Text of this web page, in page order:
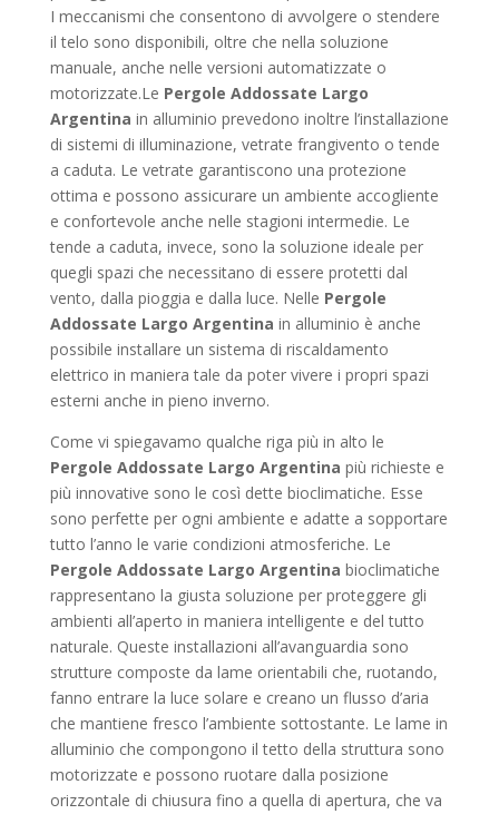
I meccanismi che consentono di avvolgere o stendere
il telo sono disponibili, oltre che nella soluzione
manuale, anche nelle versioni automatizzate o
motorizzate.Le Pergole Addossate Largo
Argentina in alluminio prevedono inoltre l’installazione
di sistemi di illuminazione, vetrate frangivento o tende
a caduta. Le vetrate garantiscono una protezione
ottima e possono assicurare un ambiente accogliente
e confortevole anche nelle stagioni intermedie. Le
tende a caduta, invece, sono la soluzione ideale per
quegli spazi che necessitano di essere protetti dal
vento, dalla pioggia e dalla luce. Nelle Pergole
Addossate Largo Argentina in alluminio è anche
possibile installare un sistema di riscaldamento
elettrico in maniera tale da poter vivere i propri spazi
esterni anche in pieno inverno.
Come vi spiegavamo qualche riga più in alto le
Pergole Addossate Largo Argentina più richieste e
più innovative sono le così dette bioclimatiche. Esse
sono perfette per ogni ambiente e adatte a sopportare
tutto l’anno le varie condizioni atmosferiche. Le
Pergole Addossate Largo Argentina bioclimatiche
rappresentano la giusta soluzione per proteggere gli
ambienti all’aperto in maniera intelligente e del tutto
naturale. Queste installazioni all’avanguardia sono
strutture composte da lame orientabili che, ruotando,
fanno entrare la luce solare e creano un flusso d’aria
che mantiene fresco l’ambiente sottostante. Le lame in
alluminio che compongono il tetto della struttura sono
motorizzate e possono ruotare dalla posizione
orizzontale di chiusura fino a quella di apertura, che va